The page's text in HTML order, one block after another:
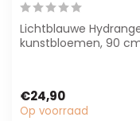
Lichtblauwe
kunstbloemen, 90
€24,90
Op voorraad